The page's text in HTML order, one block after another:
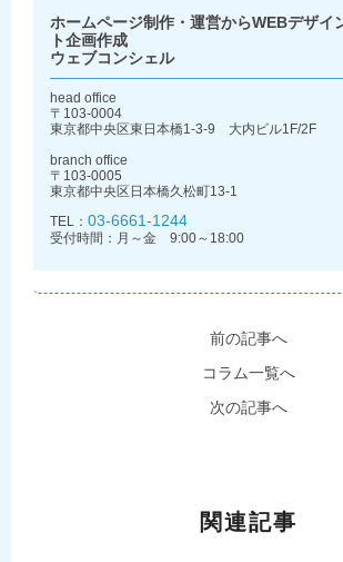
ホームページ制作・運営からWEBデザイ
ト企画作成
ウェブコンシェル
head office
〒103-0004
東京都中央区東日本橋1-3-9 大内ビル1F/2F
branch office
〒103-0005
東京都中央区日本橋久松町13-1
TEL： 03-6661-1244
受付時間：月～金 9:00～18:00
前の記事へ
コラム一覧へ
次の記事へ
関連記事